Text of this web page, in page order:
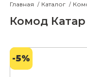
Главная Каталог
Комод
-5%